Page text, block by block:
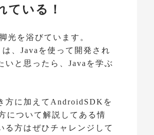
ることで、よりイメージしやす
。今まで体験したことのない
ている！
光を浴びています。
、Javaを使って開発され
と思ったら、Javaを学ぶ
方に加えてAndroidSDKを
について解説してある情
方はぜひチャレンジして